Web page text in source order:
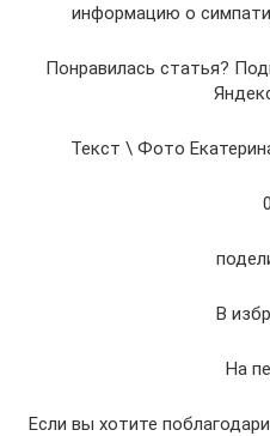
информацию о
Понравилась статья?
Текст \ Фото
0
В
На
Если вы хотите